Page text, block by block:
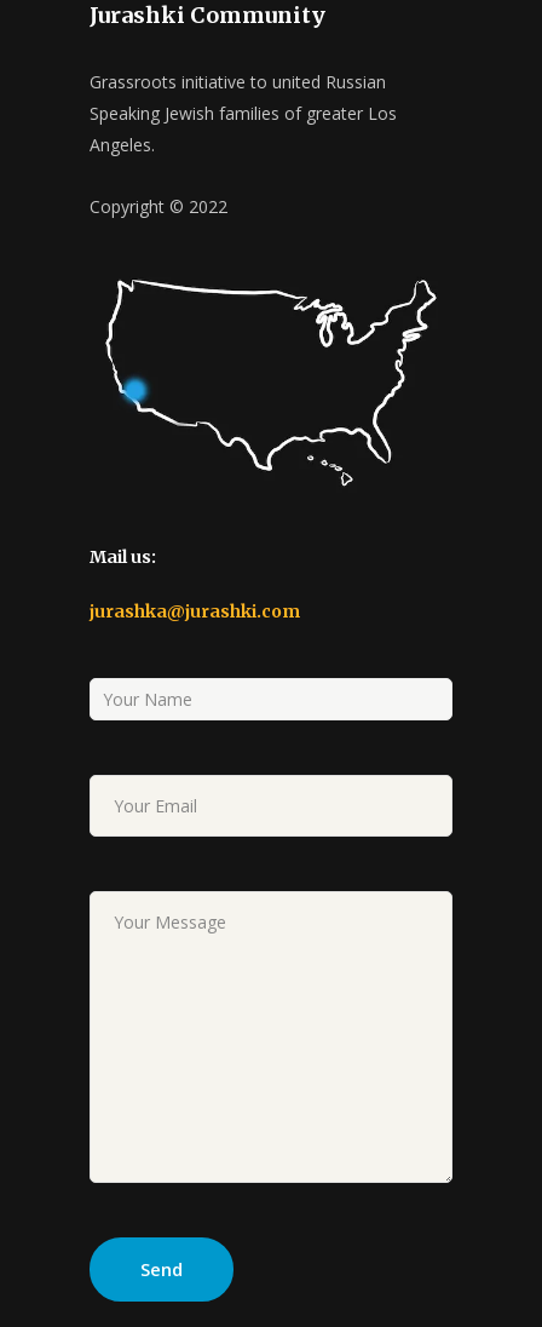
Jurashki Community
Grassroots initiative to united Russian
Speaking Jewish families of greater Los
Angeles.
Copyright © 2022
Mail us:
jurashka@jurashki.com